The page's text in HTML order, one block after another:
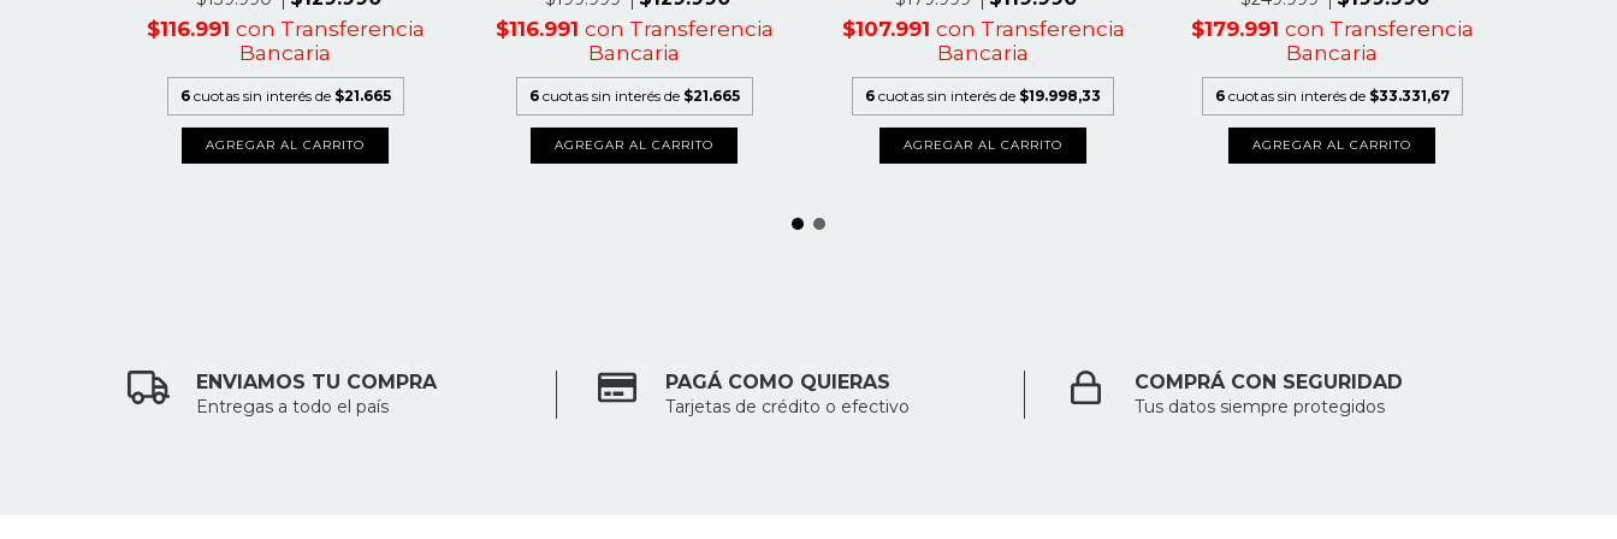
$116.991 con Transferencia
Bancaria
6 cuotas sin interés de $21.665
AGREGAR AL CARRITO
$116.991 con Transferencia
Bancaria
6 cuotas sin interés de $21.665
AGREGAR AL CARRITO
$107.991 con Transferencia
Bancaria
6 cuotas sin interés de $19.998,33
AGREGAR AL CARRITO
$179.991 con Transferencia
Bancaria
6 cuotas sin interés de $33.331,67
AGREGAR AL CARRITO
ENVIAMOS TU COMPRA
Entregas a todo el país
PAGÁ COMO QUIERAS
Tarjetas de crédito o efectivo
COMPRÁ CON SEGURIDAD
Tus datos siempre protegidos